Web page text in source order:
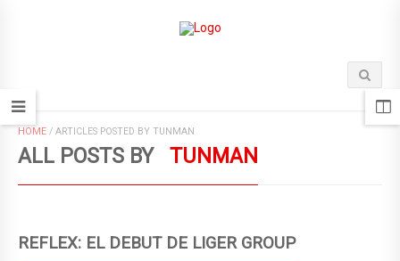
HOME / ARTICLES POSTED BY TUNMAN
ALL POSTS BY TUNMAN
REFLEX: EL DEBUT DE LIGER GROUP